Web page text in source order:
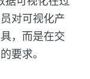
对可视化产
，而是在交
要求。